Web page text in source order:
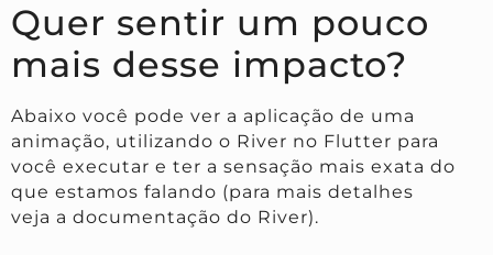
Quer sentir um pouco
mais desse impacto?
Abaixo você pode ver a aplicação de uma
animação, utilizando o River no Flutter para
você executar e ter a sensação mais exata do
que estamos falando (para mais detalhes
veja a documentação do River).